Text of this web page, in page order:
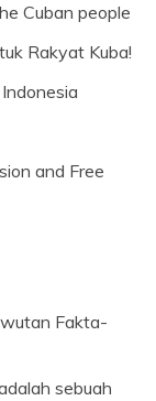
Cuban people
Rakyat Kuba!
and Free
Fakta-
sebuah